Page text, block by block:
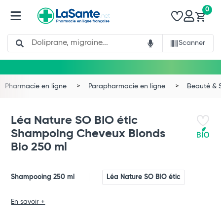
Search
Scanner
0
Pharmacie en ligne Parapharmacie en ligne Beauté &
Léa Nature SO BIO étic
Shampoing Cheveux Blonds
Bio 250 ml
Shampooing 250 ml Léa Nature SO BIO étic
En savoir +